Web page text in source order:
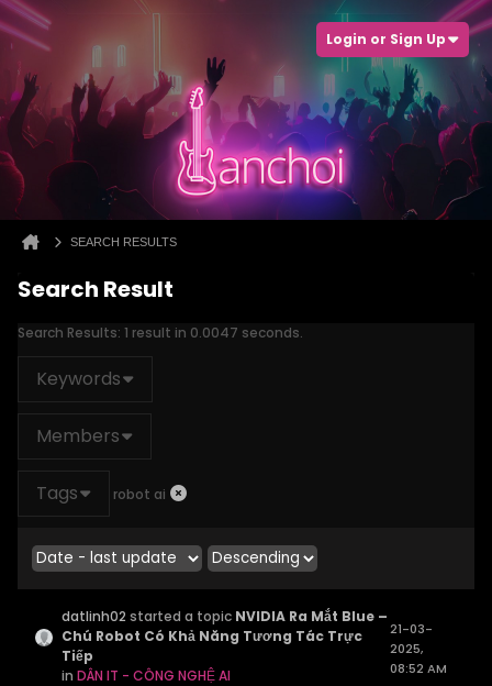
Login or Sign Up
SEARCH RESULTS
Search Result
Search Results: 1 result in 0.0047 seconds.
Keywords
Members
Tags robot ai
datlinh02 started a topic NVIDIA Ra Mắt Blue –
Chú Robot Có Khả Năng Tương Tác Trực
Tiếp
in DÂN IT - CÔNG NGHỆ AI
21-03-
2025,
08:52 AM